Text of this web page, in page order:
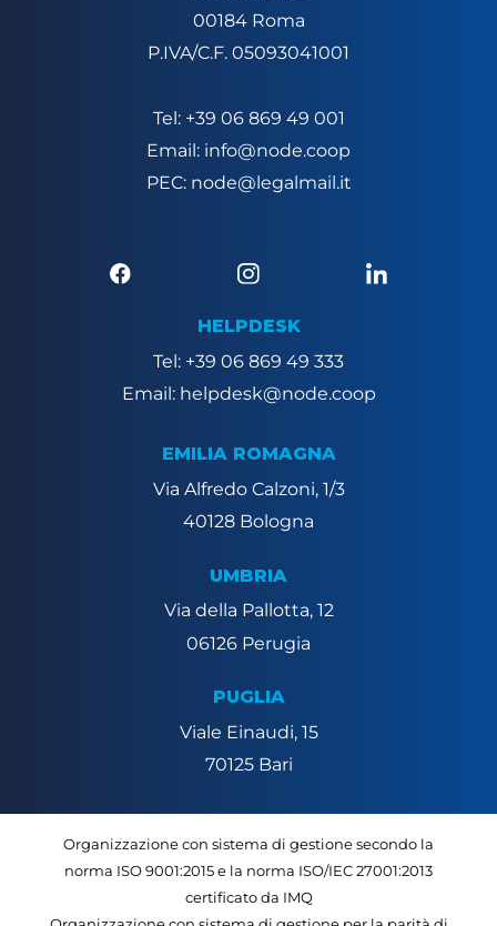
00184 Roma
P.IVA/C.F. 05093041001
Tel: +39 06 869 49 001
Email: info@node.coop
PEC: node@legalmail.it
HELPDESK
Tel: +39 06 869 49 333
Email: helpdesk@node.coop
EMILIA ROMAGNA
Via Alfredo Calzoni, 1/3
40128 Bologna
UMBRIA
Via della Pallotta, 12
06126 Perugia
PUGLIA
Viale Einaudi, 15
70125 Bari
Organizzazione con sistema di gestione secondo la
norma ISO 9001:2015 e la norma ISO/IEC 27001:2013
certificato da IMQ